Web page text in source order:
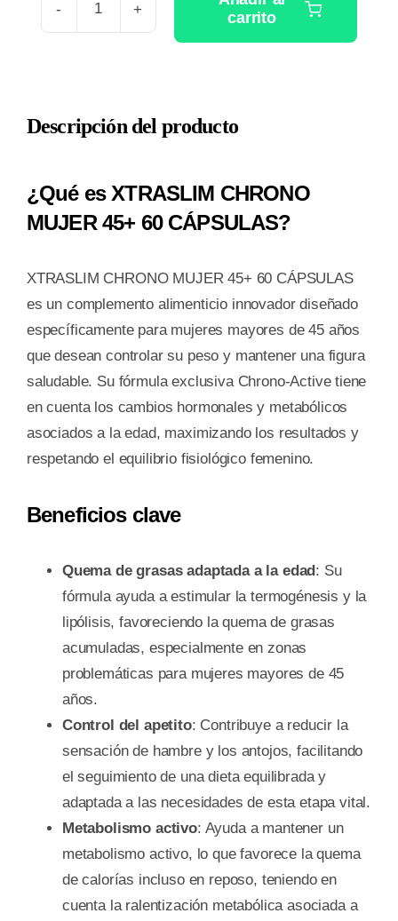
60
carrito
Descripción del producto
¿Qué es XTRASLIM CHRONO
MUJER 45+ 60 CÁPSULAS?
XTRASLIM CHRONO MUJER 45+ 60 CÁPSULAS
es un complemento alimenticio innovador diseñado
específicamente para mujeres mayores de 45 años
que desean controlar su peso y mantener una figura
saludable. Su fórmula exclusiva Chrono-Active tiene
en cuenta los cambios hormonales y metabólicos
asociados a la edad, maximizando los resultados y
respetando el equilibrio fisiológico femenino.
Beneficios clave
Quema de grasas adaptada a la edad: Su
fórmula ayuda a estimular la termogénesis y la
lipólisis, favoreciendo la quema de grasas
acumuladas, especialmente en zonas
problemáticas para mujeres mayores de 45
años.
Control del apetito: Contribuye a reducir la
sensación de hambre y los antojos, facilitando
el seguimiento de una dieta equilibrada y
adaptada a las necesidades de esta etapa vital.
Metabolismo activo: Ayuda a mantener un
metabolismo activo, lo que favorece la quema
de calorías incluso en reposo, teniendo en
cuenta la ralentización metabólica asociada a